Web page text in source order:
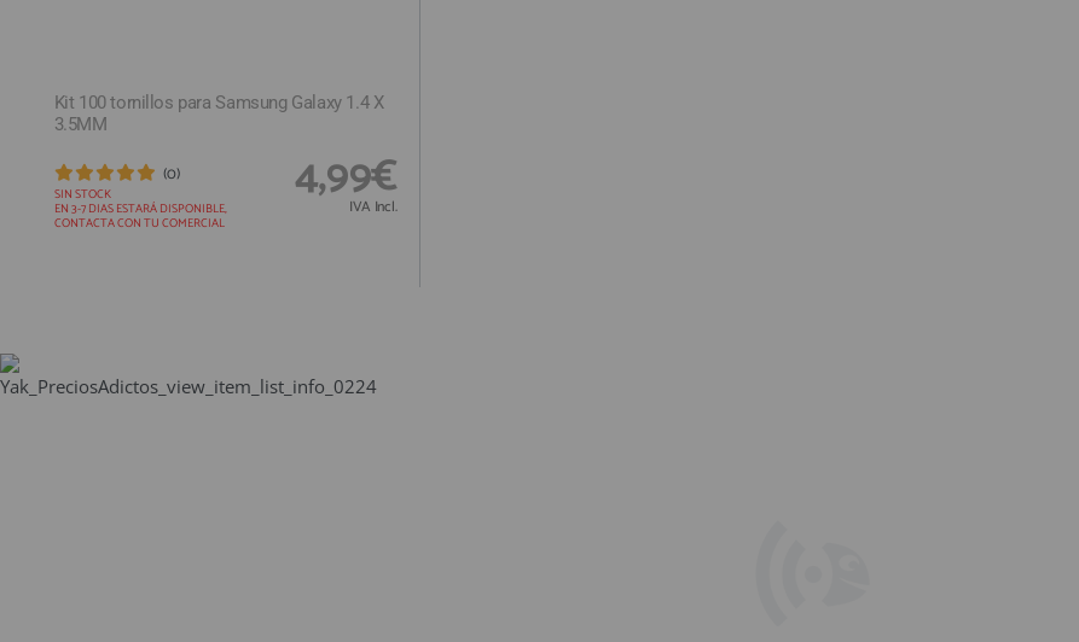
Kit 100 tornillos para Samsung Galaxy 1.4 X
3.5MM
SIN STOCK
EN 3-7 DIAS ESTARÁ DISPONIBLE,
CONTACTA CON TU COMERCIAL
(0) 4,99€
IVA Incl.